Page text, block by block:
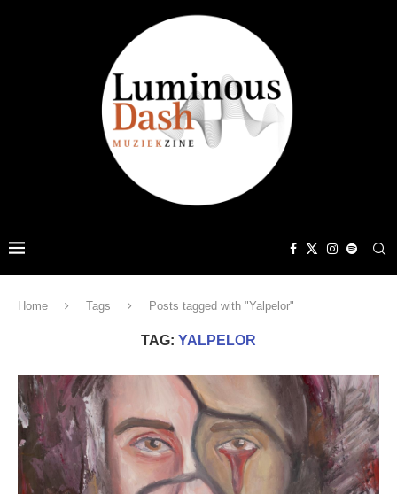
Home Tags Posts tagged with "Yalpelor"
TAG: YALPELOR